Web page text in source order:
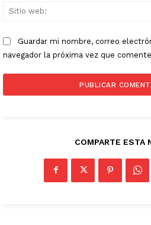
Guardar mi nombre, correo
navegador la próxima vez que
COMPARTE ESTA